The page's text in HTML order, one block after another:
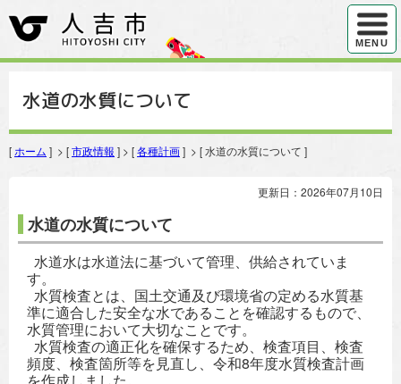
ハンバ
MENU
水道の水質について
[ ホーム ] > [市政情報 ] > [各種計画] > [ 水道の水質について ]
更新日：2026年07月10日
水道の水質について
水道水は水道法に基づいて管理、供給されていま
す。
水質検査とは、国土交通及び環境省の定める水質基
準に適合した安全な水であることを確認するもので、
水質管理において大切なことです。
水質検査の適正化を確保するため、検査項目、検査
頻度、検査箇所等を見直し、令和8年度水質検査計画